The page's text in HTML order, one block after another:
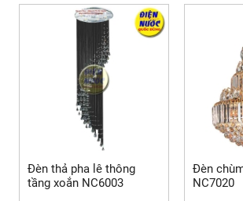
Đèn thả pha lê thông
tầng xoắn NC6003
Đèn
NC7020